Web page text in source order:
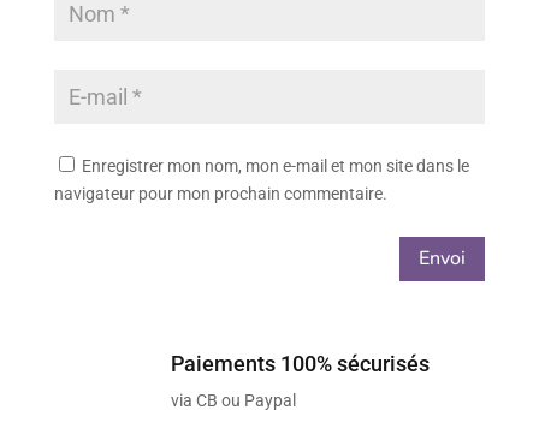
Enregistrer mon nom, mon e-mail et mon site dans le
navigateur pour mon prochain commentaire.
Envoi
Paiements 100% sécurisés
via CB ou Paypal